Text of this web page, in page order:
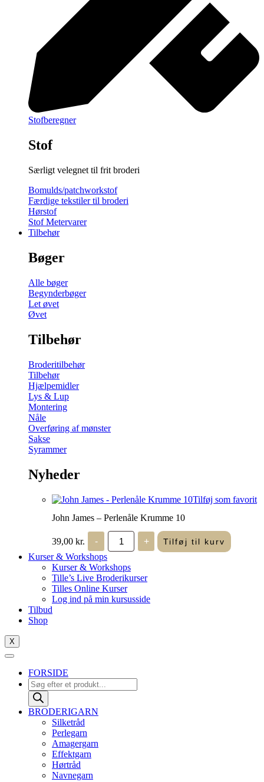
Stofberegner
Stof
Særligt velegnet til frit broderi
Bomulds/patchworkstof
Færdige tekstiler til broderi
Hørstof
Stof Metervarer
Tilbehør
Bøger
Alle bøger
Begynderbøger
Let øvet
Øvet
Tilbehør
Broderitilbehør
Tilbehør
Hjælpemidler
Lys & Lup
Montering
Nåle
Overføring af mønster
Sakse
Syrammer
Nyheder
Tilføj som favorit
John James – Perlenåle Krumme 10
39,00 kr. -
John
James
-
Perlenåle
Krumme
10
antal
+ Tilføj til kurv
Kurser & Workshops
Kurser & Workshops
Tille’s Live Broderikurser
Tilles Online Kurser
Log ind på min kursusside
Tilbud
Shop
X
FORSIDE
Products
search
BRODERIGARN
Silketråd
Perlegarn
Amagergarn
Effektgarn
Hørtråd
Navnegarn